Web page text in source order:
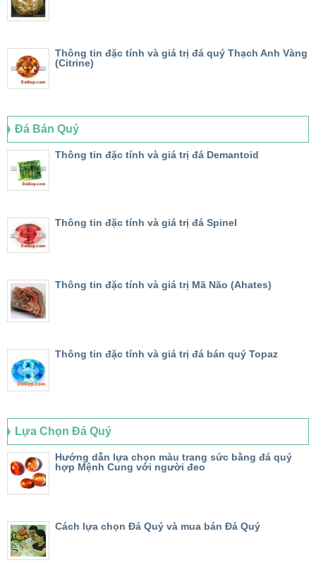
Thông tin đặc tính và giá trị đá quý Thạch Anh Vàng
(Citrine)
Đá Bán Quý
Thông tin đặc tính và giá trị đá Demantoid
Thông tin đặc tính và giá trị đá Spinel
Thông tin đặc tính và giá trị Mã Não (Ahates)
Thông tin đặc tính và giá trị đá bán quý Topaz
Lựa Chọn Đá Quý
Hướng dẫn lựa chọn màu trang sức bằng đá quý
hợp Mệnh Cung với người đeo
Cách lựa chọn Đá Quý và mua bán Đá Quý